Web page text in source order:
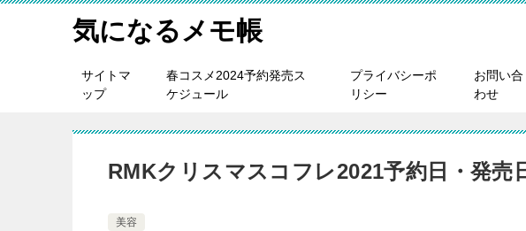
気になるメモ帳
サイトマ
ップ
春コスメ2024予約発売ス
ケジュール
プライバシーポ
リシー
お問い合
わせ
RMKクリスマスコフレ2021予約日・発売
美容